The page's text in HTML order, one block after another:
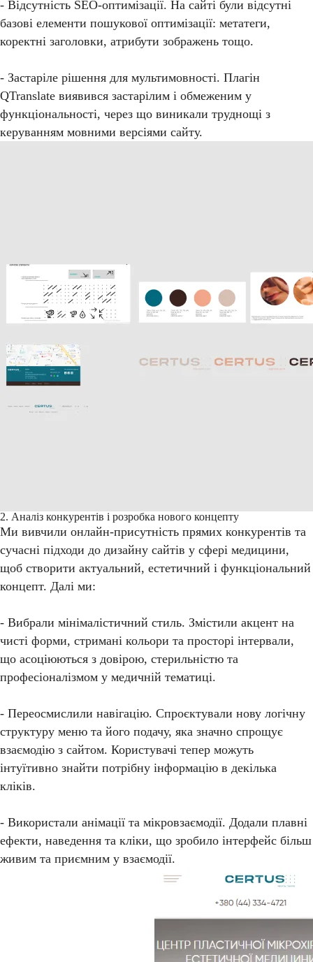
- Відсутність SEO-оптимізації. На сайті були відсутні
базові елементи пошукової оптимізації: метатеги,
коректні заголовки, атрибути зображень тощо.
- Застаріле рішення для мультимовності. Плагін
QTranslate виявився застарілим і обмеженим у
функціональності, через що виникали труднощі з
керуванням мовними версіями сайту.
2. Аналіз конкурентів і розробка нового концепту
Ми вивчили онлайн-присутність прямих конкурентів та
сучасні підходи до дизайну сайтів у сфері медицини,
щоб створити актуальний, естетичний і функціональний
концепт. Далі ми:
- Вибрали мінімалістичний стиль. Змістили акцент на
чисті форми, стримані кольори та просторі інтервали,
що асоціюються з довірою, стерильністю та
професіоналізмом у медичній тематиці.
- Переосмислили навігацію. Спроєктували нову логічну
структуру меню та його подачу, яка значно спрощує
взаємодію з сайтом. Користувачі тепер можуть
інтуїтивно знайти потрібну інформацію в декілька
кліків.
- Використали анімації та мікровзаємодії. Додали плавні
ефекти, наведення та кліки, що зробило інтерфейс більш
живим та приємним у взаємодії.